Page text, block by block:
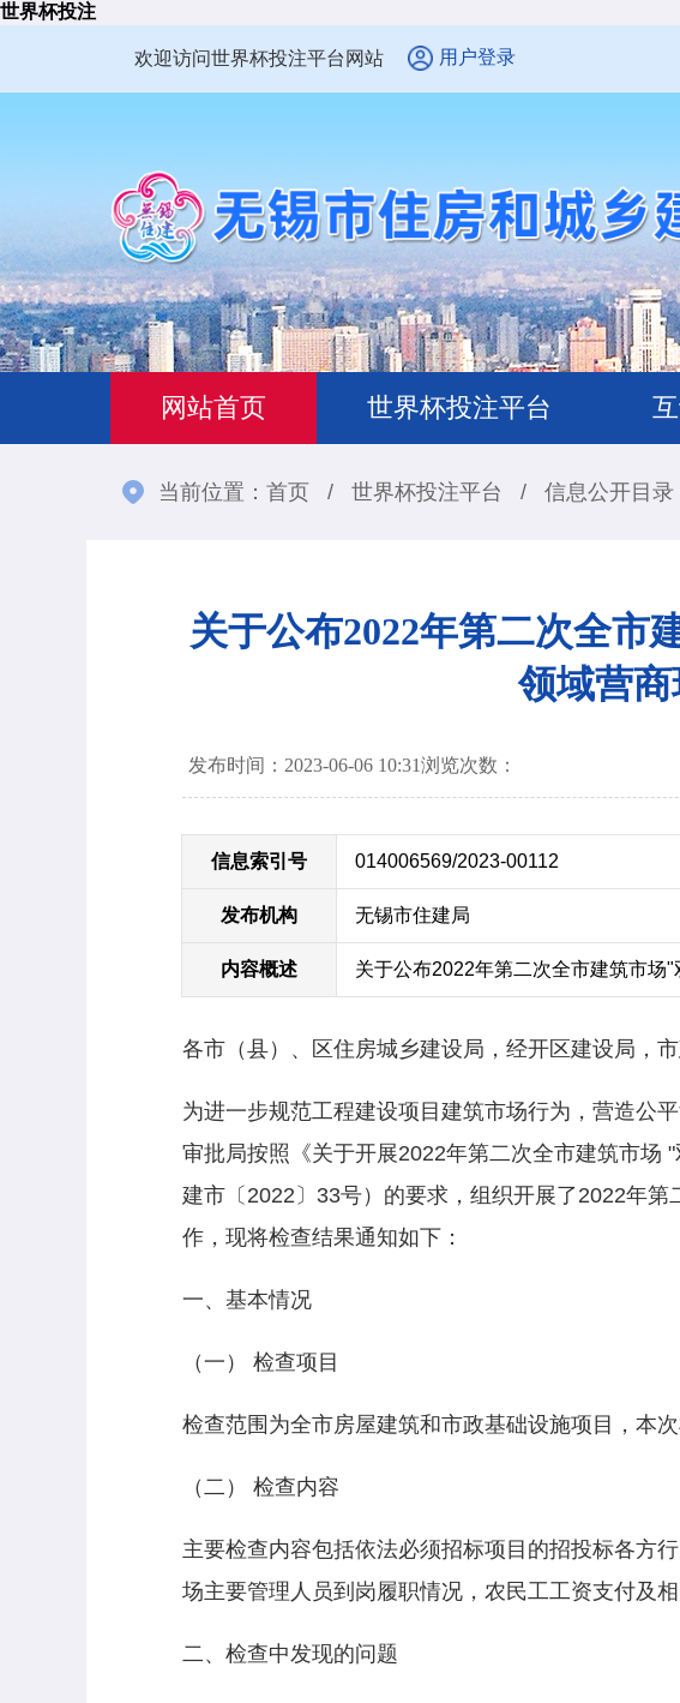
世界杯投注
欢迎访问世界杯投注平台网站 用户登录
网站首页 世界杯投注平台
当前位置： 首页 / 世界杯投注平台 / 信息公开目录
关于公布2022年第二次全
领域营
发布时间：2023-06-06 10:31浏览次数：
信息索引号 014006569/2023-00112
发布机构 无锡市住建局
内容概述 关于公布2022年第二次全市建筑市场
各市（县）、区住房城乡建设局，经开区建设局，
为进一步规范工程建设项目建筑市场行为，营造公
审批局按照《关于开展2022年第二次全市建筑市场
建市〔2022〕33号）的要求，组织开展了2022年
作，现将检查结果通知如下：
一、基本情况
（一） 检查项目
检查范围为全市房屋建筑和市政基础设施项目，本
（二） 检查内容
主要检查内容包括依法必须招标项目的招投标各方
场主要管理人员到岗履职情况，农民工工资支付及
二、检查中发现的问题